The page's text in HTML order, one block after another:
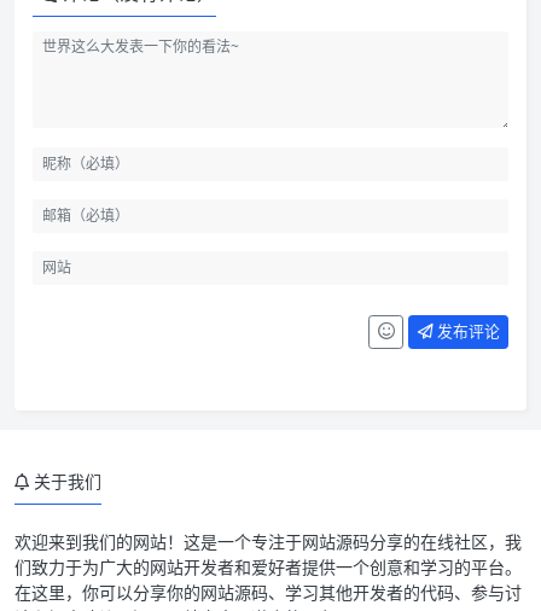
发布评论
源码简介
关于我们
欢迎来到我们的网站！这是一个专注于网站源码分享的在线社区，我
们致力于为广大的网站开发者和爱好者提供一个创意和学习的平台。
在这里，你可以分享你的网站源码、学习其他开发者的代码、参与讨